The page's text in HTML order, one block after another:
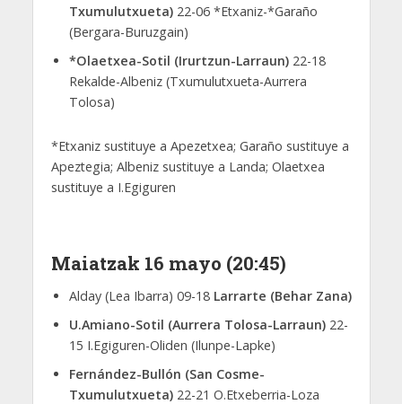
Txumulutxueta)22-06 *Etxaniz-*Garaño
(Bergara-Buruzgain)
*Olaetxea-Sotil (Irurtzun-Larraun)22-18
Rekalde-Albeniz (Txumulutxueta-Aurrera
Tolosa)
*Etxaniz sustituye a Apezetxea; Garaño sustituye a
Apeztegia; Albeniz sustituye a Landa; Olaetxea
sustituye a I.Egiguren
Maiatzak 16 mayo (20:45)
Alday (Lea Ibarra) 09-18 Larrarte (Behar Zana)
U.Amiano-Sotil (Aurrera Tolosa-Larraun)22-
15 I.Egiguren-Oliden (Ilunpe-Lapke)
Fernández-Bullón (San Cosme-
Txumulutxueta)22-21 O.Etxeberria-Loza